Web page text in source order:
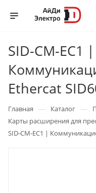
SID-CM-EC1 |
Ethercat
Главная — Каталог —
Карты расширения для
SID-CM-EC1 |